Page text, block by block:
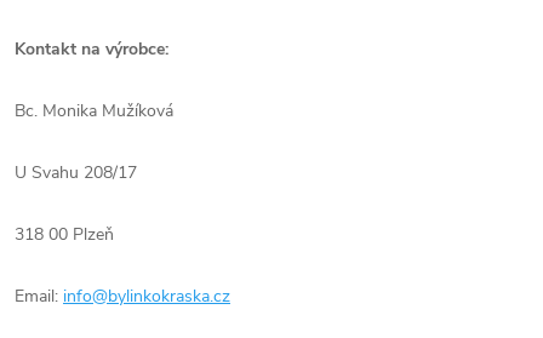
Kontakt na výrobce:
Bc. Monika Mužíková
U Svahu 208/17
318 00 Plzeň
Email: info@bylinkokraska.cz